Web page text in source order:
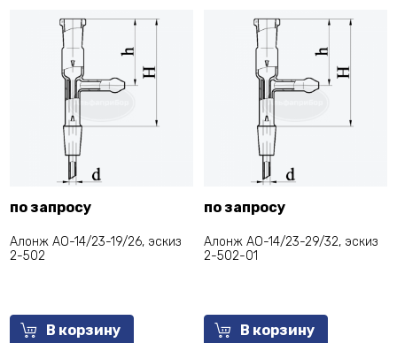
по запросу
Алонж АО-14/23-19/26, эскиз
2-502
В корзину
по запросу
Алонж АО-14/23-29/32, эскиз
2-502-01
В корзину